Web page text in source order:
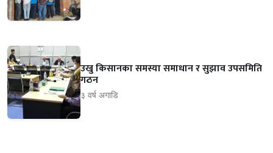
उखु किसानका समस्या समाधान र सुझाव उपसमिति
गठन
३ वर्ष अगाडि